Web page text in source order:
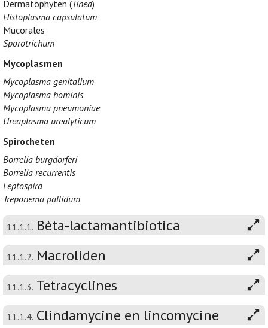
Dermatophyten (Tinea)
Histoplasma capsulatum
Mucorales
Sporotrichum
Mycoplasmen
Mycoplasma genitalium
Mycoplasma hominis
Mycoplasma pneumoniae
Ureaplasma urealyticum
Spirocheten
Borrelia burgdorferi
Borrelia recurrentis
Leptospira
Treponema pallidum
11.1.1. Bèta-lactamantibiotica
11.1.2. Macroliden
11.1.3. Tetracyclines
11.1.4. Clindamycine en lincomycine